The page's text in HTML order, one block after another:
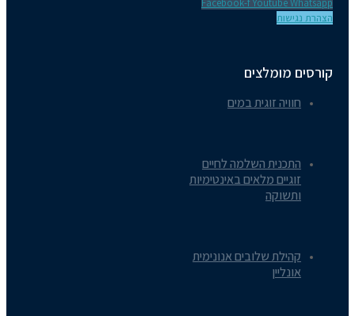
Facebook-f YoutubeWhatsapp
הצהרת נגישות
קורסים מומלצים
חוויה זוגית במים
התכנית השלמה לחיים
זוגיים מלאים באינטימיות
ותשוקה
קהילת שלובים אנונימית
אונליין